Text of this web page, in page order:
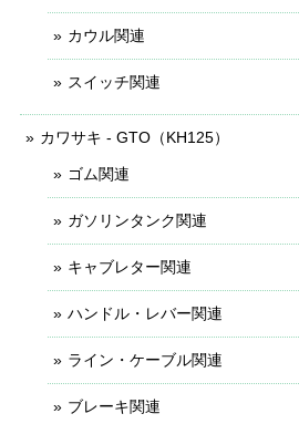
カウル関連
スイッチ関連
カワサキ - GTO（KH125）
ゴム関連
ガソリンタンク関連
キャブレター関連
ハンドル・レバー関連
ライン・ケーブル関連
ブレーキ関連